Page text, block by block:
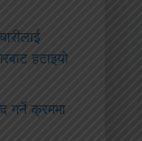
हटाइयो
गर्ने क्रममा